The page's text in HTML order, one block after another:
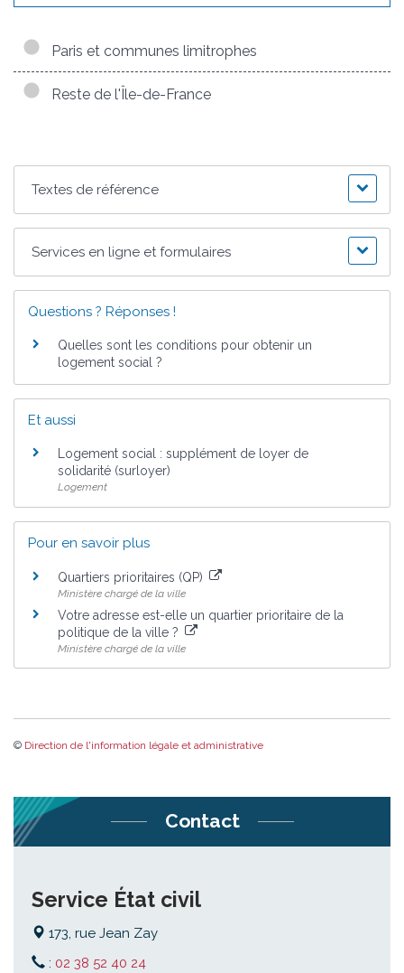
Paris et communes limitrophes
Reste de l'Île-de-France
Textes de référence
Services en ligne et formulaires
Questions ? Réponses !
Quelles sont les conditions pour obtenir un
logement social ?
Et aussi
Logement social : supplément de loyer de
solidarité (surloyer)
Logement
Pour en savoir plus
Quartiers prioritaires (QP)
Ministère chargé de la ville
Votre adresse est-elle un quartier prioritaire de la
politique de la ville ?
Ministère chargé de la ville
© Direction de l'information légale et administrative
Contact
Service État civil
173, rue Jean Zay
: 02 38 52 40 24